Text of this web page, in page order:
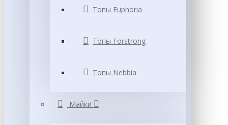
Топы Euphoria
Топы Forstrong
Топы Nebbia
Майки